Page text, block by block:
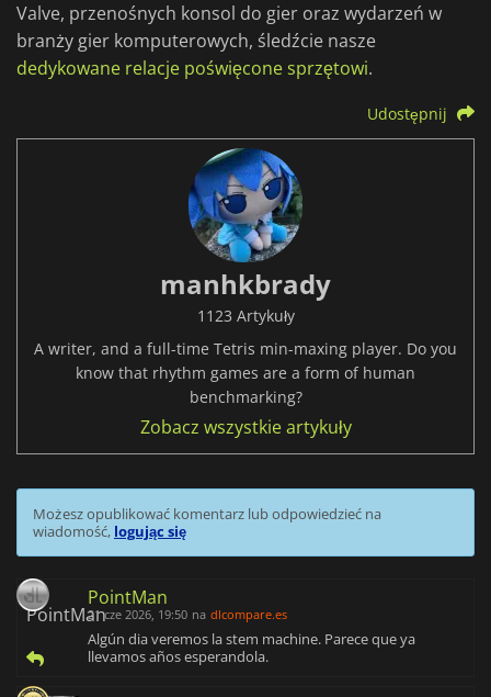
Valve, przenośnych konsol do gier oraz wydarzeń w
branży gier komputerowych, śledźcie nasze
dedykowane relacje poświęcone sprzętowi.
Udostępnij
manhkbrady
1123 Artykuły
A writer, and a full-time Tetris min-maxing player. Do you
know that rhythm games are a form of human
benchmarking?
Zobacz wszystkie artykuły
Możesz opublikować komentarz lub odpowiedzieć na
wiadomość, logując się
PointMan
21 cze 2026, 19:50 na dlcompare.es
Algún dia veremos la stem machine. Parece que ya
llevamos años esperandola.